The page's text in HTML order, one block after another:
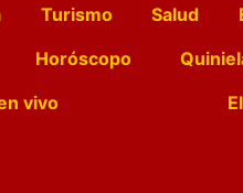
Turismo Salud
Horóscopo
vivo